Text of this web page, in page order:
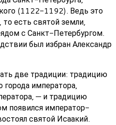
(1122-1192). Ведь это
есть святой земли,
с Санкт-Петербургом.
был избран Александр
две традиции: традицию
города императора,
— и традицию
появился император-
святой Исаакий.